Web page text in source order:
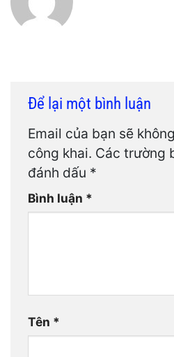
Để lại một bình luận
Email của bạn sẽ
công khai. Các trường
đánh dấu *
Bình luận *
Tên *